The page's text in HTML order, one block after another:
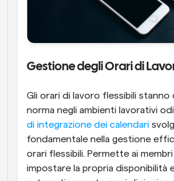
Gestione degli Orari di
Gli orari di lavoro flessibili stanno
norma negli ambienti lavorativi
di integrazione dei calendari
fondamentale nella gestione
orari flessibili. Permette ai
impostare la propria disponibilità